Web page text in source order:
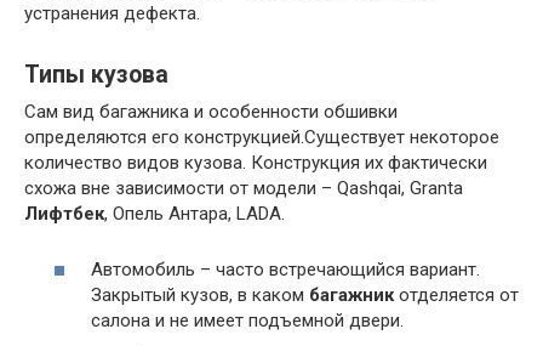
устранения дефекта.
Типы кузова
Сам вид багажника и особенности обшивки
определяются его конструкцией.Существует некоторое
количество видов кузова. Конструкция их фактически
схожа вне зависимости от модели – Qashqai, Granta
Лифтбек, Опель Антара, LADA.
Автомобиль – часто встречающийся вариант.
Закрытый кузов, в каком багажникотделяется от
салона и не имеет подъемной двери.